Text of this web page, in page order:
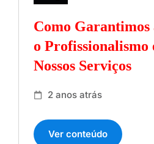
Como Garantimos
o Profissionalismo
Nossos Serviços
2 anos atrás
Ver conteúdo